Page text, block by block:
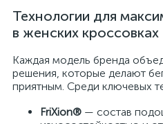
Технологии для
в женских
Каждая модель бренда
решения, которые делают
приятным. Среди ключевых
FriXion® — состав